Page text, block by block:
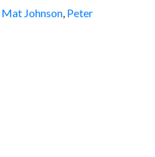
Mat Johnson, Peter